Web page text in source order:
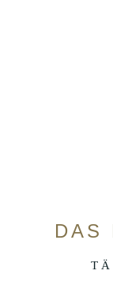
SUITE HOTEL
DAS
T Ä